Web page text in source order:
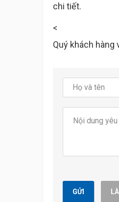
chi tiết.
<
Quý khách hàng
GỬI